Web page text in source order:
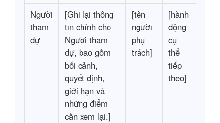
Người
tham
dự
[Ghi lại thông
tin chính cho
Người tham
dự, bao gồm
bối cảnh,
quyết định,
giới hạn và
những điểm
cần xem lại.]
[tên
người
phụ
trách]
[hành
động
cụ
thể
tiếp
theo]